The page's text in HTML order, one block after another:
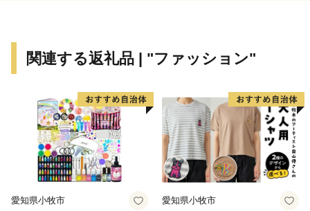
関連する返礼品 | "ファッション"
愛知県小牧市 愛知県小牧市